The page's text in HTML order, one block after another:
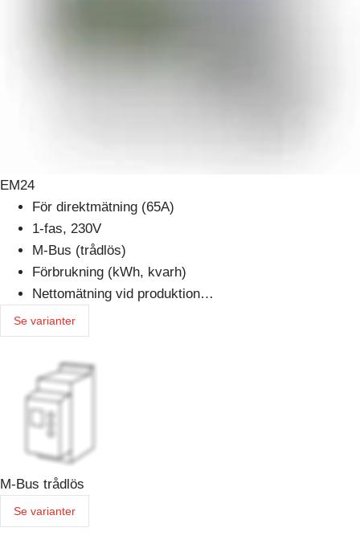
EM24
För direktmätning (65A)
1-fas, 230V
M-Bus (trådlös)
Förbrukning (kWh, kvarh)
Nettomätning vid produktion…
Se varianter
M-Bus trådlös
Se varianter